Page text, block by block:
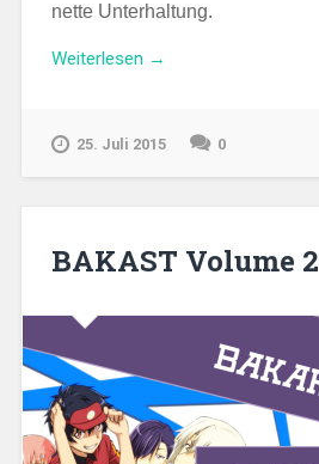
nette Unterhaltung.
Weiterlesen „Review:
→
25. Juli 2015 0
BAKAST Volume 2